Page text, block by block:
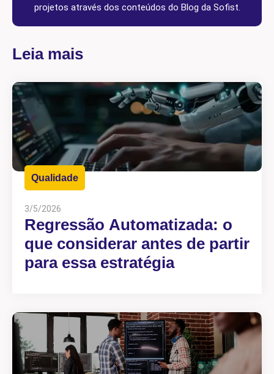
projetos através dos conteúdos do Blog da Sofist.
Leia mais
Qualidade
3/5/2026
Regressão Automatizada: o
que considerar antes de partir
para essa estratégia